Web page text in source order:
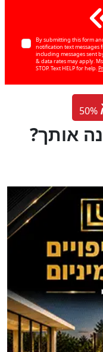
By submitting this form
notification text
including messages sent
& data rates may apply.
STOP. Text HELP for help.
50%
אותך